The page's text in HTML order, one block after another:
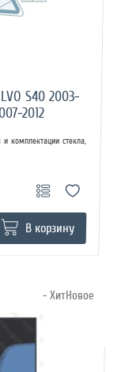
S40 2003-
2012
комплектации стекла,
В корзину
- ХитНовое